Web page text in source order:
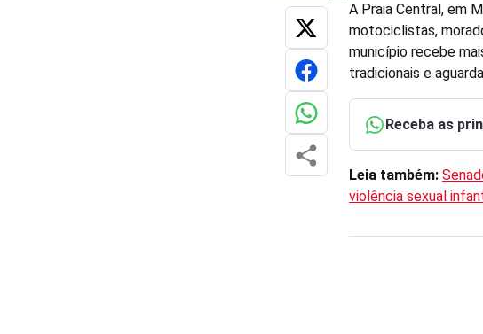
A Praia Central, em
motociclistas,
município recebe
tradicionais e
Receba as
Leia também:
violência sexual